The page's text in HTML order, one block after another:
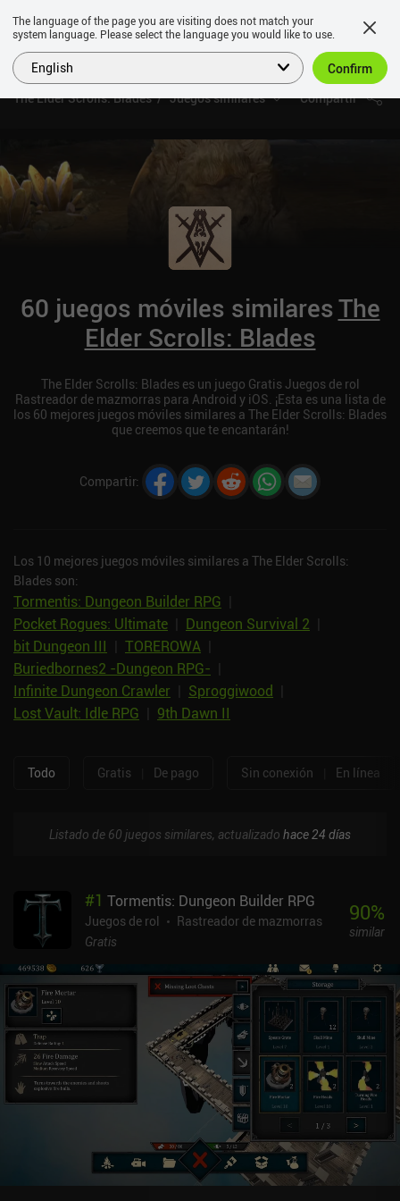
The Elder Scrolls: Blades Juegos similares Compartir
60 juegos móviles similaresThe
Elder Scrolls: Blades
The Elder Scrolls: Blades es un juego Gratis Juegos de rol
Rastreador de mazmorras para Android y iOS. ¡Esta es una lista de
los 60 mejores juegos móviles similares a The Elder Scrolls: Blades
que creemos que te encantarán!
Compartir:
Los 10 mejores juegos móviles similares a The Elder Scrolls:
Blades son:
Tormentis: Dungeon Builder RPG
Pocket Rogues: Ultimate
Dungeon Survival 2
bit Dungeon III
TOREROWA
Buriedbornes2 -Dungeon RPG-
Infinite Dungeon Crawler
Sproggiwood
Lost Vault: Idle RPG
9th Dawn II
Todo Gratis De pago Sin conexión En línea
Listado de 60 juegos similares, actualizado hace 24 días
#1 Tormentis: Dungeon Builder RPG
Juegos de rol
Rastreador de mazmorras
Gratis
90%
similar
The language of the page you are visiting does not match your
system language. Please select the language you would like to use.
English Confirm